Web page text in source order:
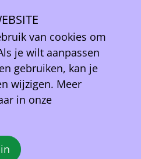
het eerst populairder
is dit het einde van de
om 16:00
van cookies om
je wilt aanpassen
gebruiken, kan je
wijzigen. Meer
in onze